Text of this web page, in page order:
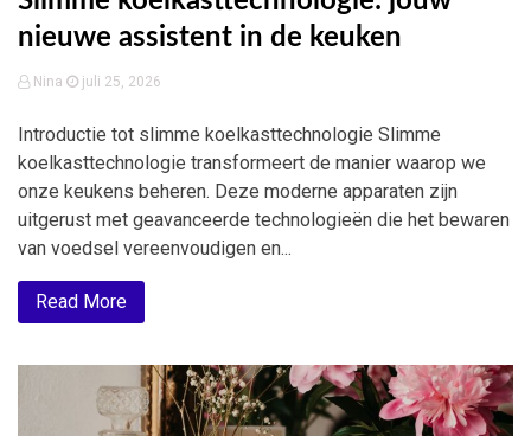
nieuwe assistent in de keuken
Nina juli 25, 2026
Introductie tot slimme koelkasttechnologie Slimme
koelkasttechnologie transformeert de manier waarop we
onze keukens beheren. Deze moderne apparaten zijn
uitgerust met geavanceerde technologieën die het bewaren
van voedsel vereenvoudigen en...
Read More